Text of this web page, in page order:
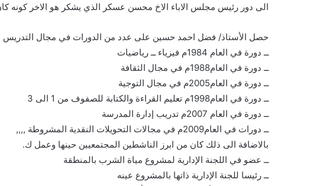
الى دور رئيس مجلس الاباء الاخ محسن عسكر الذي يشكر هو الاخر كونه
حصل الأستاذ/ فضل احمد حسين على عدد من الدورات في مجال التدريس
ــ دورة في العام 1984م فيزياء ــ رياضيات
ــ دورة في العام1988م في مجال الثقافة
ــ دورة في العام2005م في مجال التوجية
ــ دورة في العام1998م تعليم القراءة والكتابة للصفوف من 1 الى 3
ــ دورة في العام 2007م تدريب إدارة المدرسة
ــ دورات في العام2009م في مجالات التحويلات النقدية المشروطة ,,,,
بالاضافة الى ذلك كان من ابرز الناشطين المجتمعيين حينها وعمل ك.
ــ عضو في اللجنة الإدارية لمشروع مياة الشرب بالمنطقة
ــ رئيسا للجنة الإدارية ذاتها بالمشروع عينه